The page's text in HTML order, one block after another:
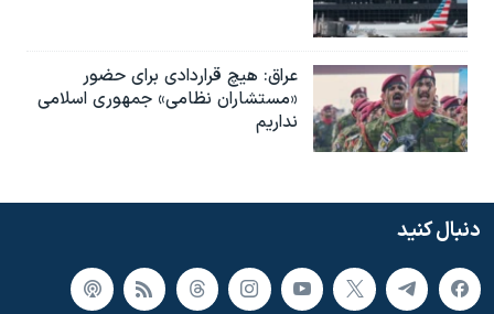
عراق: هیچ قراردادی برای حضور
«مستشاران نظامی» جمهوری اسلامی
نداریم
دنبال کنید